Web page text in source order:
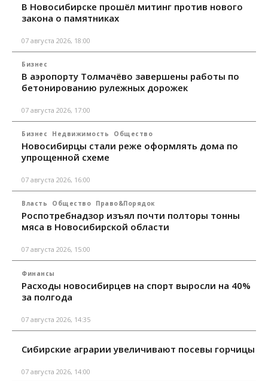
В Новосибирске прошёл митинг против нового
закона о памятниках
07 августа 2026, 18:00
Бизнес
В аэропорту Толмачёво завершены работы по
бетонированию рулежных дорожек
07 августа 2026, 17:00
Бизнес Недвижимость Общество
Новосибирцы стали реже оформлять дома по
упрощенной схеме
07 августа 2026, 16:00
Власть Общество Право&Порядок
Роспотребнадзор изъял почти полторы тонны
мяса в Новосибирской области
07 августа 2026, 15:00
Финансы
Расходы новосибирцев на спорт выросли на 40%
за полгода
07 августа 2026, 14:35
Сибирские аграрии увеличивают посевы горчицы
07 августа 2026, 14:00